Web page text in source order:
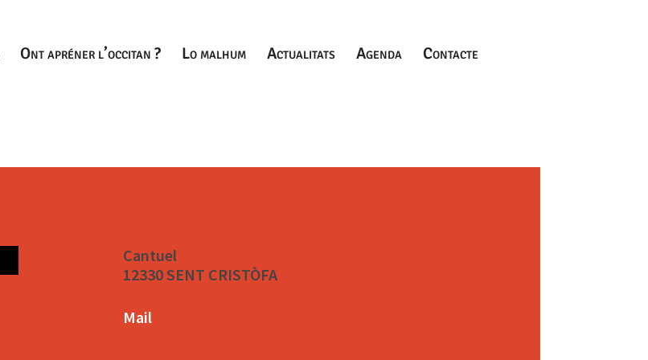
Ont apréner l’occitan ? Lo malhum Actualitats Agenda Contacte
Cantuel
12330 SENT CRISTÒFA
Mail